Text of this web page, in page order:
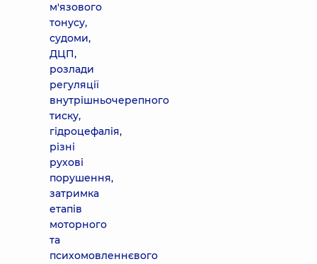
м'язового
тонусу,
судоми,
ДЦП,
розлади
регуляції
внутрішньочерепного
тиску,
гідроцефалія,
різні
рухові
порушення,
затримка
етапів
моторного
та
психомовленнєвого